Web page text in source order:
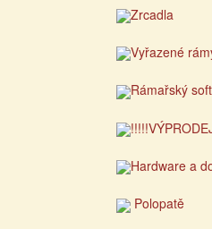
Zrcadla
Vyřazené
Rámařský
Hardware a
Polopatě